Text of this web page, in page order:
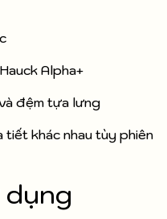
Alpha+
đệm tựa lưng
tiết khác nhau tùy phiên